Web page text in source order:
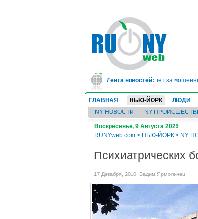
Лента новостей:
В Техасе врач-ревматолог сядет в тюрьму на 10 лет за
ГЛАВНАЯ НЬЮ-ЙОРК ЛЮДИ
NY НОВОСТИ
NY
Воскресенье, 9 Августа 2026
RUNYweb.com > НЬЮ-ЙОРК > NY
Психиатрических
17 Декабря, 2010, Вадим Ярмолинец